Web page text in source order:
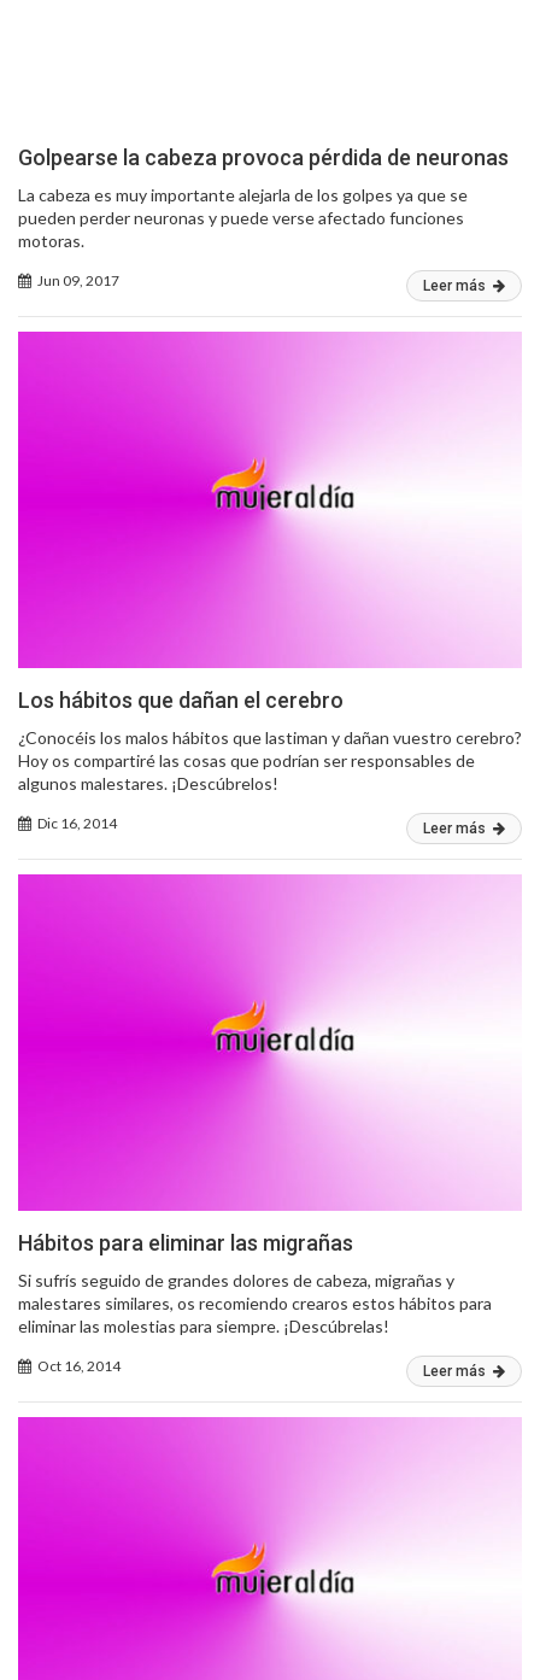
Golpearse la cabeza provoca pérdida de neuronas
La cabeza es muy importante alejarla de los golpes ya que se
pueden perder neuronas y puede verse afectado funciones
motoras.
Jun 09, 2017 Leer más
Los hábitos que dañan el cerebro
¿Conocéis los malos hábitos que lastiman y dañan vuestro cerebro?
Hoy os compartiré las cosas que podrían ser responsables de
algunos malestares. ¡Descúbrelos!
Dic 16, 2014 Leer más
Hábitos para eliminar las migrañas
Si sufrís seguido de grandes dolores de cabeza, migrañas y
malestares similares, os recomiendo crearos estos hábitos para
eliminar las molestias para siempre. ¡Descúbrelas!
Oct 16, 2014 Leer más